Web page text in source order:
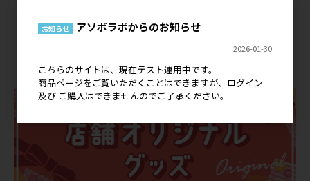
店舗オリジナルグッズ
お知らせ アソボラボからのお知らせ
2026-01-30
こちらのサイトは、現在テスト運用中です。
商品ページをご覧いただくことはできますが、ログイン
及び ご購入はできませんのでご了承ください。